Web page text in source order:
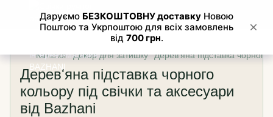
Каталог Декор для затишку Дерев'яна підставка чорного
Дерев'яна підставка чорного
кольору під свічки та аксесуари
від Bazhani